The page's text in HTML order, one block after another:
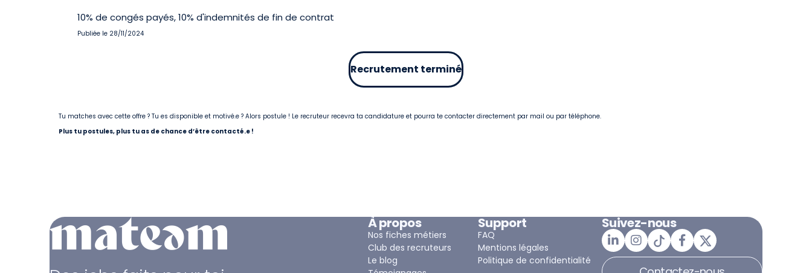
10% de congés payés, 10% d'indemnités de fin de contrat
Publiée le 28/11/2024
Recrutement terminé
Tu matches avec cette offre ? Tu es disponible et motivé.e ? Alors postule ! Le recruteur recevra ta candidature et pourra te contacter directement par mail ou par téléphone.
Plus tu postules, plus tu as de chance d’être contacté.e !
À propos
Nos fiches métiers
Club des recruteurs
Le blog
Support
FAQ
Mentions légales
Politique de confidentialité
Suivez-nous